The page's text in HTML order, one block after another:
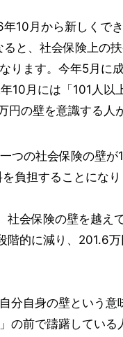
10月から新しくで
と、社会保険上の
ります。今年5月に
10月には「101人以
の壁を意識する人
つの社会保険の壁
負担することになり
社会保険の壁を越え
的に減り、201.6
分自身の壁という意
の前で躊躇してい